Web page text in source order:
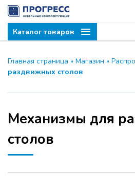
Каталог товаров
Главная страница » Магазин »
раздвижных столов
Механизмы для
столов